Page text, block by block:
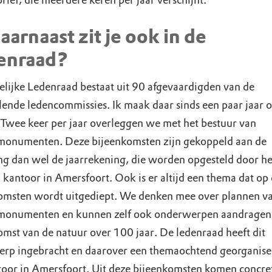
zit je ook in de
Ledenraad bestaat uit 90 afgevaardigden van de
ledencommissies. Ik maak daar sinds een paar jaar
keer per jaar overleggen we met het bestuur van
Deze bijeenkomsten zijn gekoppeld aan de
dan wel de jaarrekening, die worden opgesteld door
kantoor in Amersfoort. Ook is er altijd een thema dat op
wordt uitgediept. We denken mee over plannen
en kunnen zelf ook onderwerpen
van de natuur over 100 jaar. De ledenraad heeft dit
ingebracht en daarover een themaochtend
in Amersfoort. Uit deze bijeenkomsten komen